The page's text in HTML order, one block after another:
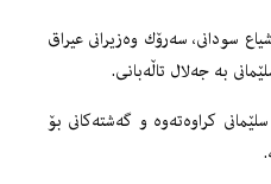
سودانى، سه‌رۆك وه‌زیرانى عیراق
به‌ جه‌لال تاڵه‌بانی.
سلێمانى كراوه‌ته‌وه‌ و گه‌شته‌كانى بۆ